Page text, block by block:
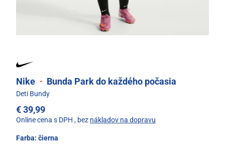
Nike · Bunda Park do každého počasia
Deti Bundy
€ 39,99
Online cena s DPH , bez nákladov na dopravu
Farba: čierna